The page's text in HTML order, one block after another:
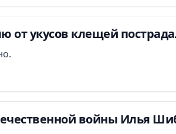
от укусов клещей
войны Илья